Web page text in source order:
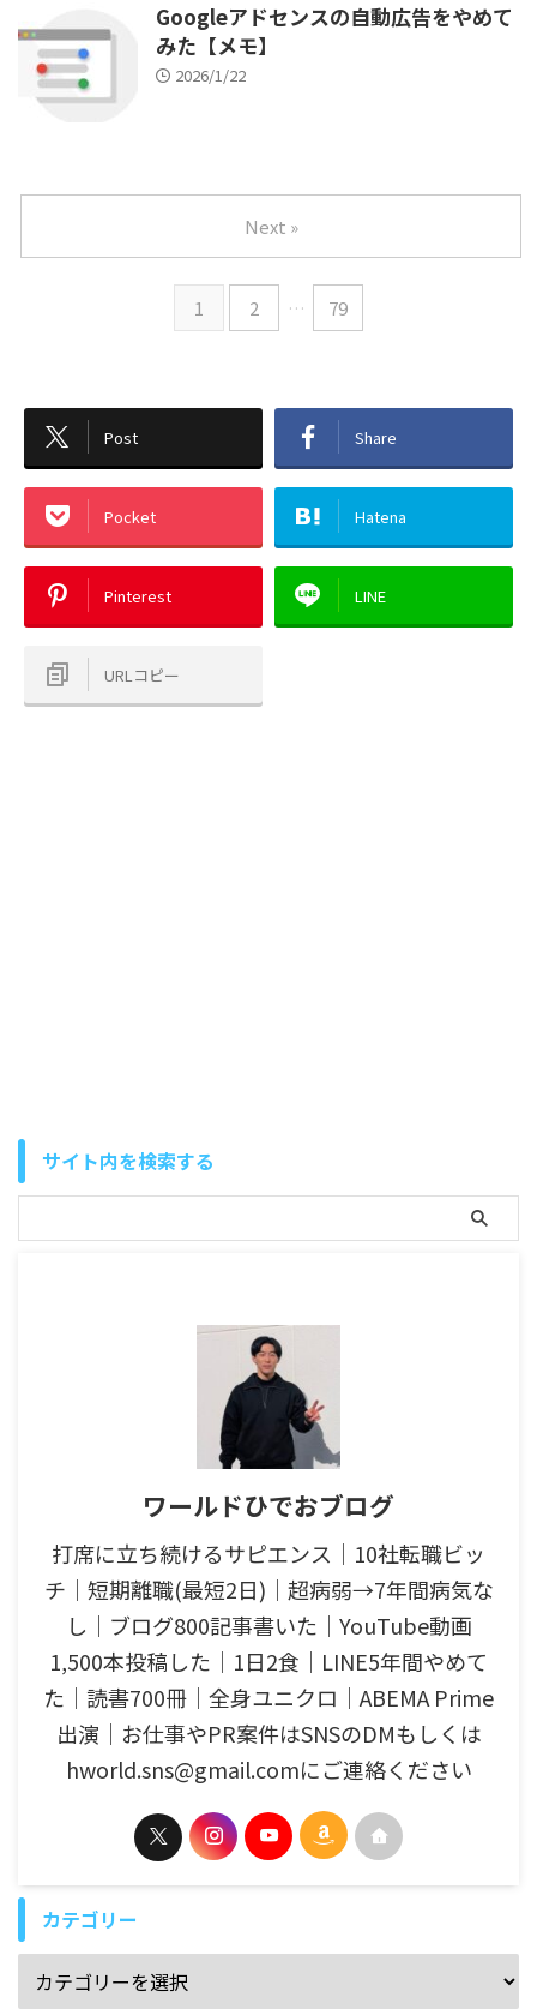
Googleアドセンスの自動広告をやめて
みた【メモ】
2026/1/22
1 2 … 79
Next »
Post Share
Pocket Hatena
Pinterest LINE
URLコピー
サイト内を検索する
ワールドひでおブログ
打席に立ち続けるサピエンス│10社転職ビッ
チ│短期離職(最短2日)│超病弱→7年間病気な
し│ブログ800記事書いた│YouTube動画
1,500本投稿した│1日2食│LINE5年間やめて
た│読書700冊│全身ユニクロ│ABEMA Prime
出演│お仕事やPR案件はSNSのDMもしくは
hworld.sns@gmail.comにご連絡ください
カテゴリー